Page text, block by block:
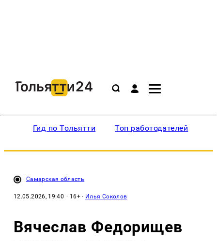
Гид по Тольятти Топ работодателей
Самарская область
12.05.2026, 19:40 · 16+ · Илья Соколов
Вячеслав Федорищев